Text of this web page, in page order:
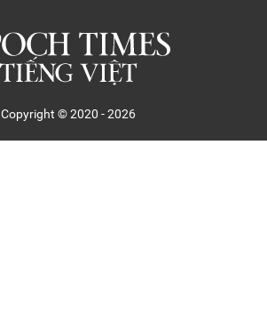
Copyright © 2020 - 2026